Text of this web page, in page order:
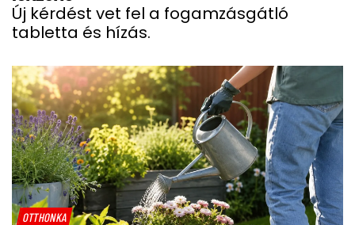
Új kérdést vet fel a fogamzásgátló
tabletta és hízás.
OTTHONKA